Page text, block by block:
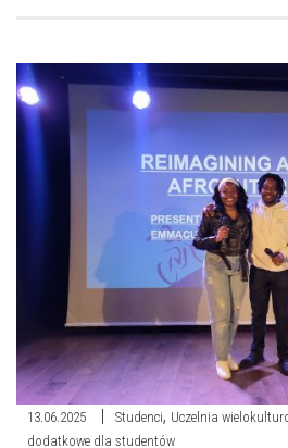
13.06.2025 Studenci, Uczelnia
dodatkowe dla studentów